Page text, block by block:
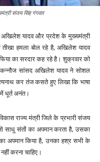
संजय सिंह गंगवार
अखिलेश यादव और प्रदेश के मुख्यमंत्री
तीखा हमला बोल रहे है, अखिलेश यादव
का सरदार कह रहे है। शुक्रवार को
कन्नौज सांसद अखिलेश यादव ने सोशल
कर तंज कसते हुए लिखा कि भाषा
धूर्त अनंत।
राज्य मंत्री जिले के प्रभारी संजय
साधु संतों का अपमान करता है, उसका
अपमान किया है, उनका हश्र सभी के
करना चाहिए।